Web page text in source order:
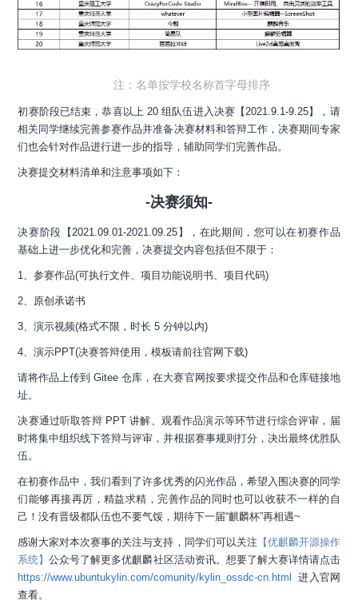
注：名单按学校名称首字母排序
初赛阶段已结束，恭喜以上 20 组队伍进入决赛【2021.9.1-9.25】，请
相关同学继续完善参赛作品并准备决赛材料和答辩工作，决赛期间专家
们也会针对作品进行进一步的指导，辅助同学们完善作品。
决赛提交材料清单和注意事项如下：
-决赛须知-
决赛阶段【2021.09.01-2021.09.25】，在此期间，您可以在初赛作品
基础上进一步优化和完善，决赛提交内容包括但不限于：
1、参赛作品(可执行文件、项目功能说明书、项目代码)
2、原创承诺书
3、演示视频(格式不限，时长 5 分钟以内)
4、演示PPT(决赛答辩使用，模板请前往官网下载)
请将作品上传到 Gitee 仓库，在大赛官网按要求提交作品和仓库链接地
址。
决赛通过听取答辩 PPT 讲解、观看作品演示等环节进行综合评审，届
时将集中组织线下答辩与评审，并根据赛事规则打分，决出最终优胜队
伍。
在初赛作品中，我们看到了许多优秀的闪光作品，希望入围决赛的同学
们能够再接再厉，精益求精，完善作品的同时也可以收获不一样的自
己！没有晋级都队伍也不要气馁，期待下一届“麒麟杯”再相遇~
感谢大家对本次赛事的关注与支持，同学们可以关注 【优麒麟开源操作
系统】公众号了解更多优麒麟社区活动资讯。想要了解大赛详情请点击
https://www.ubuntukylin.com/comunity/kylin_ossdc-cn.html
进入官网
查看。